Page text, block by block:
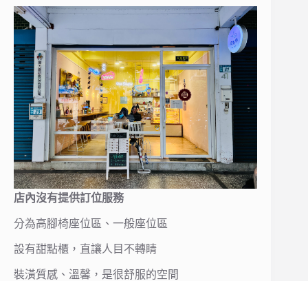
店內沒有提供訂位服務
分為高腳椅座位區、一般座位區
設有甜點櫃，直讓人目不轉睛
裝潢質感、溫馨，是很舒服的空間